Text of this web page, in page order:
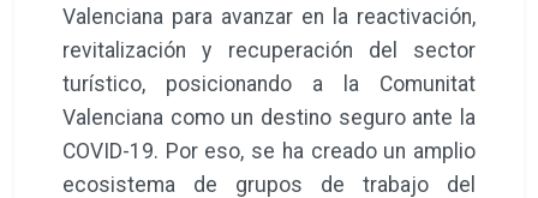
Valenciana para avanzar en la reactivación,
revitalización y recuperación del sector
turístico, posicionando a la Comunitat
Valenciana como un destino seguro ante la
COVID-19. Por eso, se ha creado un amplio
ecosistema de grupos de trabajo del